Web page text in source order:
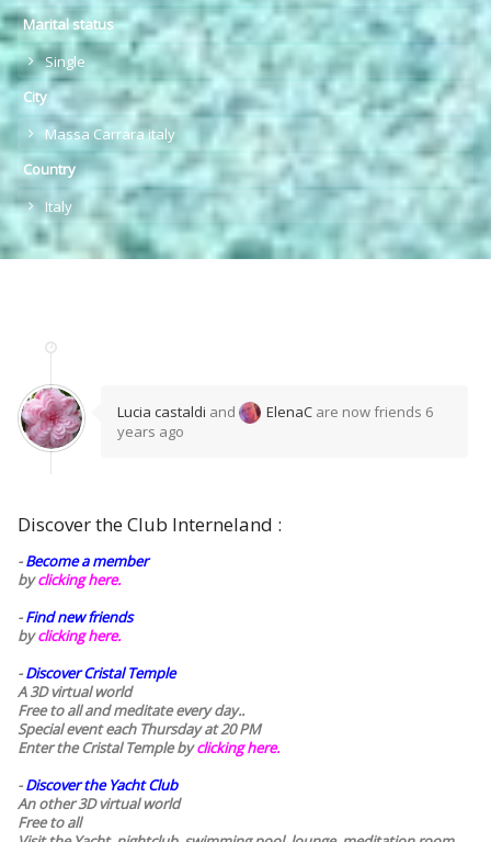
Marital status
Single
City
Massa Carrara italy
Country
Italy
Lucia castaldi and ElenaC are now friends 6
years ago
Discover the Club Interneland :
-Become a member
byclicking here.
-Find new friends
byclicking here.
-Discover Cristal Temple
A 3D virtual world
Free to all and meditate every day..
Special event each Thursday at 20 PM
Enter the Cristal Temple byclicking here.
-Discover the Yacht Club
An other 3D virtual world
Free to all